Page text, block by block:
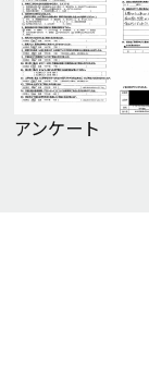
アンケート